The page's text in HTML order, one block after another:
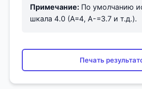
Примечание:По умолчанию
шкала 4.0 (A=4, A-=3.7 и т.д.).
Печать